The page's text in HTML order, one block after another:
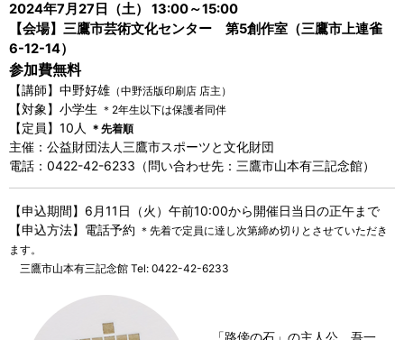
2024年7月27日（土） 13:00～15:00
【会場】三鷹市芸術文化センター 第5創作室（三鷹市上連雀
6-12-14）
参加費無料
【講師】中野好雄 （中野活版印刷店 店主）
【対象】小学生 ＊2年生以下は保護者同伴
【定員】10人 ＊先着順
主催：公益財団法人三鷹市スポーツと文化財団
電話：0422-42-6233（問い合わせ先：三鷹市山本有三記念館）
【申込期間】6月11日（火）午前10:00から開催日当日の正午まで
【申込方法】電話予約 ＊先着で定員に達し次第締め切りとさせていただき
ます。
三鷹市山本有三記念館 Tel: 0422-42-6233